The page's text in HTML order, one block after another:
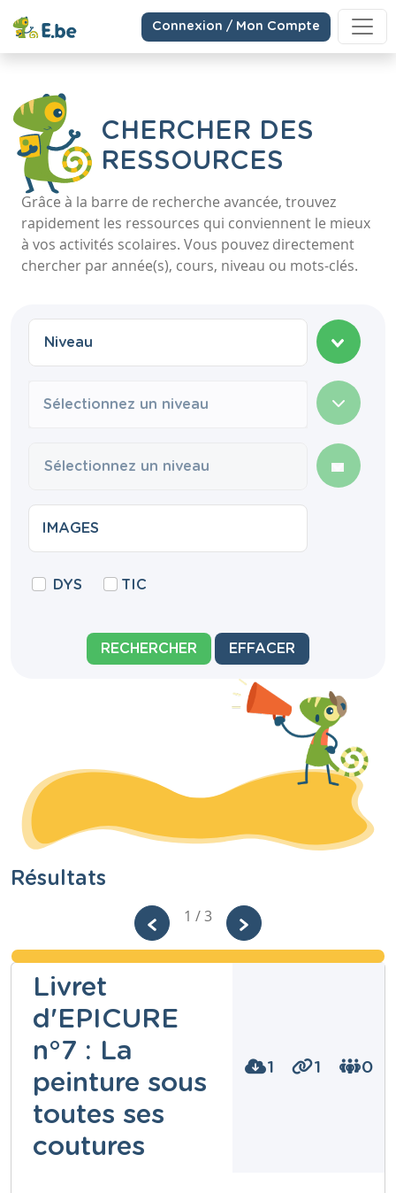
Connexion / Mon Compte
CHERCHER DES
RESSOURCES
Grâce à la barre de recherche avancée, trouvez
rapidement les ressources qui conviennent le mieux
à vos activités scolaires. Vous pouvez directement
chercher par année(s), cours, niveau ou mots-clés.
Sélectionnez un niveau
DYS TIC
RECHERCHER EFFACER
Résultats
1 / 3
Livret
d'EPICURE
n°7 : La
peinture sous
toutes ses
coutures
1 1 0